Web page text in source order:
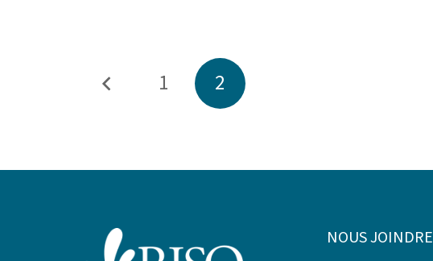
PAGINATION
DES
1 2
NOUS JOINDRE